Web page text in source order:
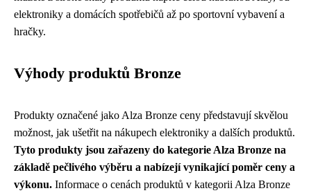
elektroniky a domácích spotřebičů až po sportovní vybavení a
hračky.
Výhody produktů Bronze
Produkty označené jako Alza Bronze ceny představují skvělou
možnost, jak ušetřit na nákupech elektroniky a dalších produktů.
Tyto produkty jsou zařazeny do kategorie Alza Bronze na
základě pečlivého výběru a nabízejí vynikající poměr ceny a
výkonu. Informace o cenách produktů v kategorii Alza Bronze